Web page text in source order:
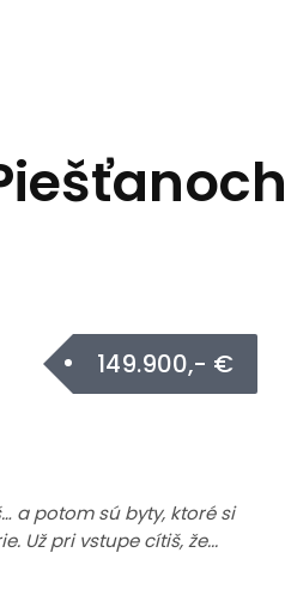
149.900,- €
a potom sú byty, ktoré si
Už pri vstupe cítiš, že...